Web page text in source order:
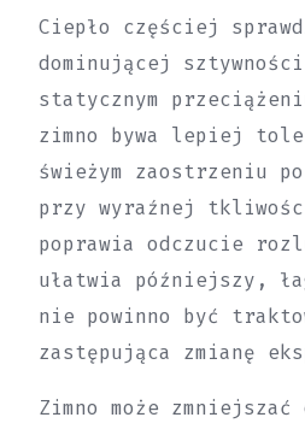
Ciepło częściej
dominującej
statycznym
zimno bywa lepiej
świeżym zaostrzeniu
przy wyraźnej
poprawia odczucie
ułatwia późniejszy,
nie powinno być
zastępująca zmianę
Zimno może